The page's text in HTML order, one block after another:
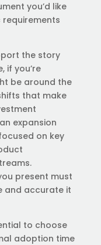
you’d like
the story
if you’re
be around the
that make
expansion
on key
present must
and accurate it
to choose
adoption time